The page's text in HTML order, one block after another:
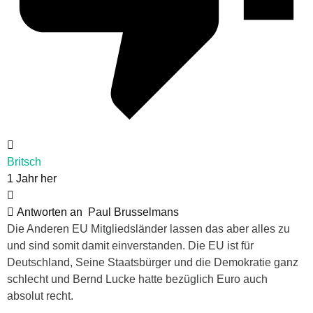
Britsch
1 Jahr her
Antworten an
Paul Brusselmans
Die Anderen EU Mitgliedsländer lassen das aber alles zu
und sind somit damit einverstanden. Die EU ist für
Deutschland, Seine Staatsbürger und die Demokratie ganz
schlecht und Bernd Lucke hatte bezüglich Euro auch
absolut recht.